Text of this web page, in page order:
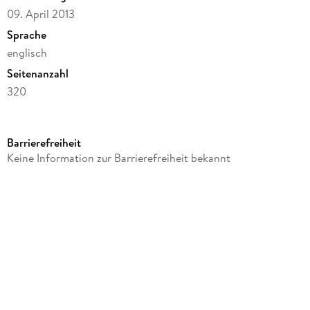
09. April 2013
Sprache
englisch
Seitenanzahl
320
Autor/Autorin
Barrierefreiheit
Keine Information zur Barrierefreiheit bekannt